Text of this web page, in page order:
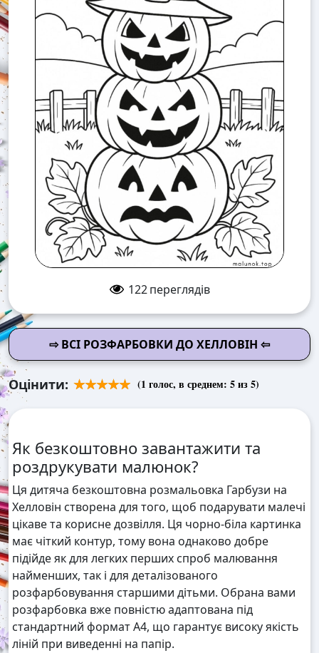
122 переглядів
⇨ ВСІ РОЗФАРБОВКИ ДО ХЕЛЛОВІН ⇦
Оцінити: (1 голос, в среднем: 5из 5)
Як безкоштовно завантажити та
роздрукувати малюнок?
Ця дитяча безкоштовна розмальовка Гарбузи на
Хелловін створена для того, щоб подарувати малечі
цікаве та корисне дозвілля. Ця чорно-біла картинка
має чіткий контур, тому вона однаково добре
підійде як для легких перших спроб малювання
найменших, так і для деталізованого
розфарбовування старшими дітьми. Обрана вами
розфарбовка вже повністю адаптована під
стандартний формат А4, що гарантує високу якість
ліній при виведенні на папір.